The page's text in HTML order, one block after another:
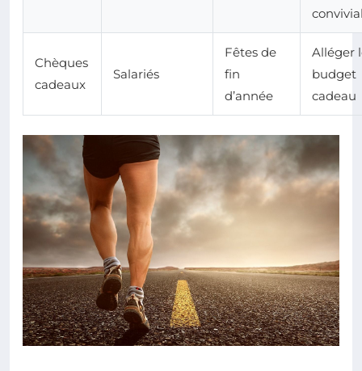
Chèques
cadeaux
Salariés
Fêtes de
fin
d’année
Alléger
budget
cadeau